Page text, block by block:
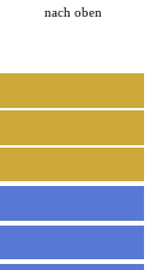
nach oben